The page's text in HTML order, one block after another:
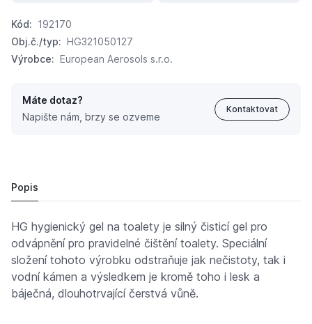
Kód: 192170
Obj.č./typ: HG321050127
Výrobce: European Aerosols s.r.o.
Máte dotaz?
Napište nám, brzy se ozveme
Kontaktovat
Popis
HG hygienický gel na toalety je silný čisticí gel pro
odvápnění pro pravidelné čištění toalety. Speciální
složení tohoto výrobku odstraňuje jak nečistoty, tak i
vodní kámen a výsledkem je kromě toho i lesk a
báječná, dlouhotrvající čerstvá vůně.